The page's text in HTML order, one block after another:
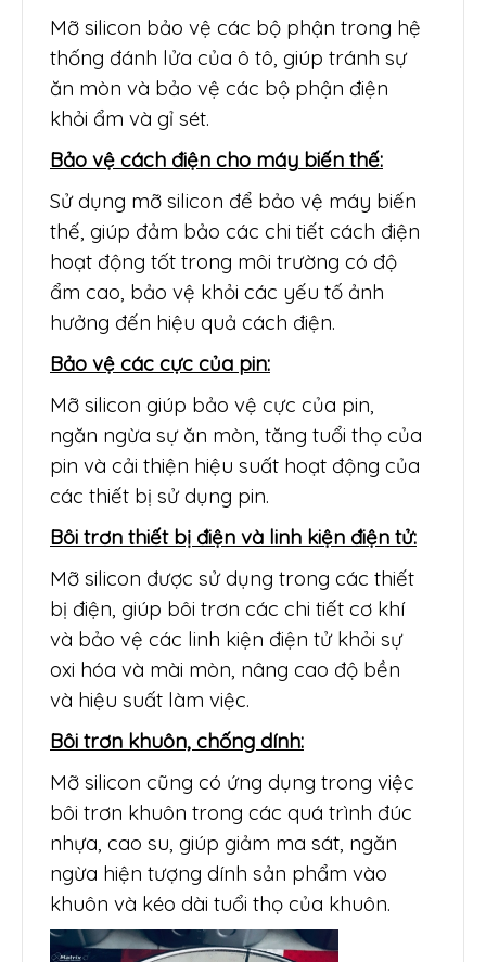
Mỡ silicon bảo vệ các bộ phận trong hệ
thống đánh lửa của ô tô, giúp tránh sự
ăn mòn và bảo vệ các bộ phận điện
khỏi ẩm và gỉ sét.
Bảo vệ cách điện cho máy biến thế:
Sử dụng mỡ silicon để bảo vệ máy biến
thế, giúp đảm bảo các chi tiết cách điện
hoạt động tốt trong môi trường có độ
ẩm cao, bảo vệ khỏi các yếu tố ảnh
hưởng đến hiệu quả cách điện.
Bảo vệ các cực của pin:
Mỡ silicon giúp bảo vệ cực của pin,
ngăn ngừa sự ăn mòn, tăng tuổi thọ của
pin và cải thiện hiệu suất hoạt động của
các thiết bị sử dụng pin.
Bôi trơn thiết bị điện và linh kiện điện tử:
Mỡ silicon được sử dụng trong các thiết
bị điện, giúp bôi trơn các chi tiết cơ khí
và bảo vệ các linh kiện điện tử khỏi sự
oxi hóa và mài mòn, nâng cao độ bền
và hiệu suất làm việc.
Bôi trơn khuôn, chống dính:
Mỡ silicon cũng có ứng dụng trong việc
bôi trơn khuôn trong các quá trình đúc
nhựa, cao su, giúp giảm ma sát, ngăn
ngừa hiện tượng dính sản phẩm vào
khuôn và kéo dài tuổi thọ của khuôn.